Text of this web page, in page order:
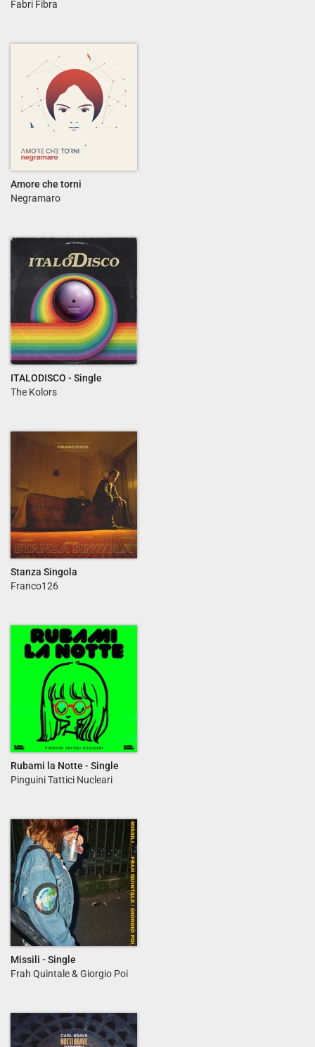
Fabri Fibra
Amore che torni
Negramaro
ITALODISCO - Single
The Kolors
Stanza Singola
Franco126
Rubami la Notte - Single
Pinguini Tattici Nucleari
Missili - Single
Frah Quintale & Giorgio Poi